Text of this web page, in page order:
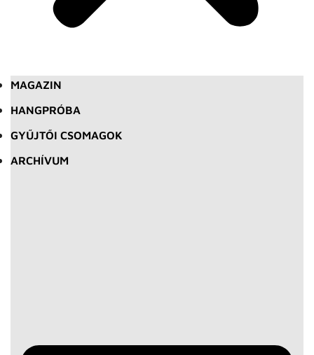
MAGAZIN
HANGPRÓBA
GYŰJTŐI CSOMAGOK
ARCHÍVUM